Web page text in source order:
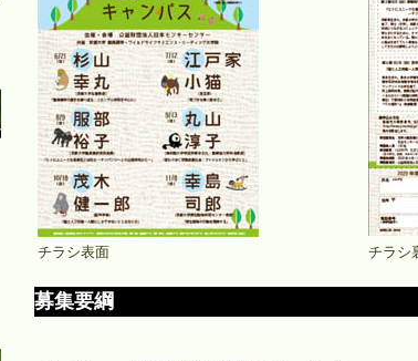
チラシ表面 チラシ
募集要綱